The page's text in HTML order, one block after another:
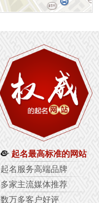
起名最高标准的网站
起名服务高端品牌
多家主流媒体推荐
数万多客户好评